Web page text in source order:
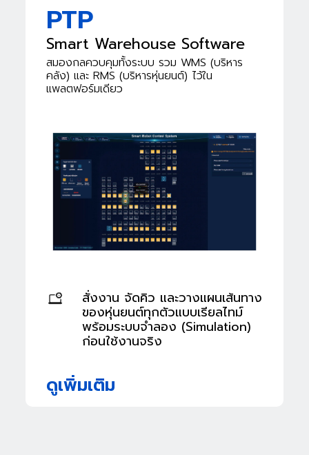
PTP
Smart Warehouse Software
สมองกลควบคุมทั้งระบบ รวม WMS (บริหาร
คลัง) และ RMS (บริหารหุ่นยนต์) ไว้ใน
แพลตฟอร์มเดียว
สั่งงาน จัดคิว และวางแผนเส้นทาง
ของหุ่นยนต์ทุกตัวแบบเรียลไทม์
พร้อมระบบจำลอง (Simulation)
ก่อนใช้งานจริง
ดูเพิ่มเติม